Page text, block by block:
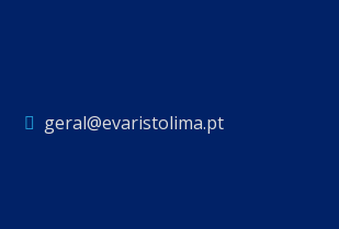
geral@evaristolima.pt